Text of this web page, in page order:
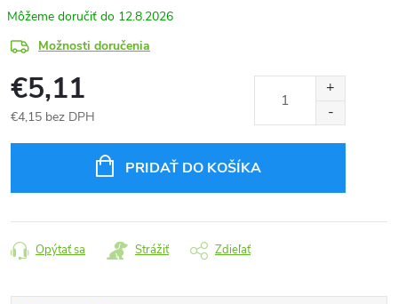
12.8.2026
Možnosti doručenia
€5,11
€4,15 bez DPH
PRIDAŤ DO KOŠÍKA
Opýtať sa Strážiť Zdieľať